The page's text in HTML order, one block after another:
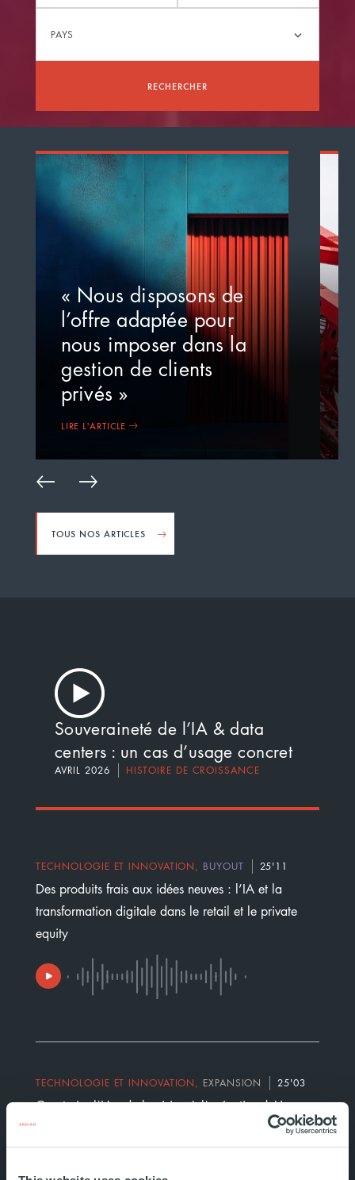
publication
PAYS
RECHERCHER
« Nous disposons de
l’offre adaptée pour
nous imposer dans la
gestion de clients
privés »
LIRE L'ARTICLE
TOUS NOS ARTICLES
Souveraineté de l’IA & data
centers : un cas d’usage concret
AVRIL 2026 HISTOIRE DE CROISSANCE
Des produits frais aux idées neuves : l’IA et la
transformation digitale dans le retail et le private
equity
TECHNOLOGIE ET INNOVATION, BUYOUT 25'11
Construire l’IA : de la vision à l’exécution | Une
conversation avec Artefact
TECHNOLOGIE ET INNOVATION, EXPANSION 25'03